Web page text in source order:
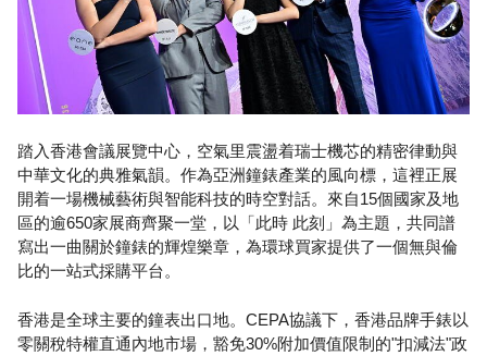
踏入香港會議展覽中心，空氣里震盪着瑞士機芯的精密律動與
中華文化的典雅氣韻。作為亞洲鐘錶產業的風向標，這裡正展
開着一場機械藝術與智能科技的時空對話。來自15個國家及地
區的逾650家展商齊聚一堂，以「此時 此刻」為主題，共同譜
寫出一曲關於鐘錶的輝煌樂章，為環球買家提供了一個無與倫
比的一站式採購平台。
香港是全球主要的鐘表出口地。CEPA協議下，香港品牌手錶以
零關稅特權直通內地市場，豁免30%附加價值限制的"扣減法"政